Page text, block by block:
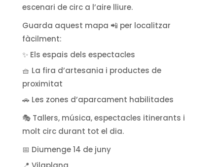
escenari de circ a l’aire lliure.
Guarda aquest mapa 📲 per localitzar
fàcilment:
✨ Els espais dels espectacles
🧺 La fira d’artesania i productes de
proximitat
🚗 Les zones d’aparcament habilitades
🎭 Tallers, música, espectacles itinerants i
molt circ durant tot el dia.
📅 Diumenge 14 de juny